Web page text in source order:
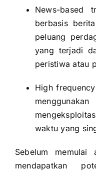
News-based
berbasis
peluang
yang terjadi
peristiwa atau
High
waktu yang
Sebelum
mendapatkan